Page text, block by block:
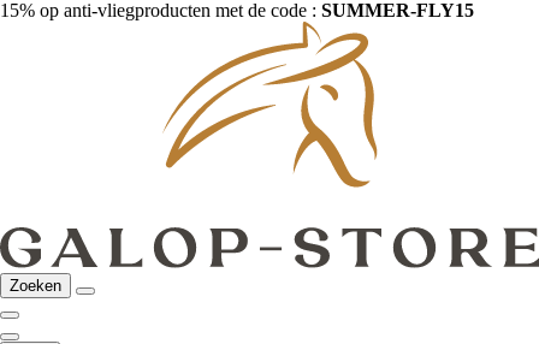
15% op anti-vliegproducten met de code : SUMMER-FLY15
Zoeken